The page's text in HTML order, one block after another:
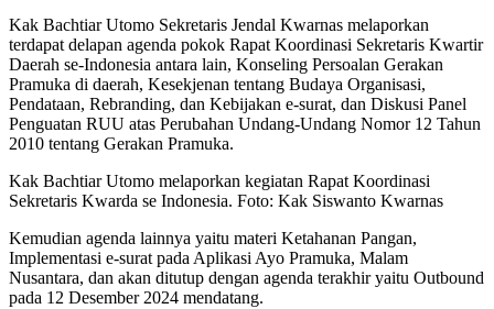
Kak Bachtiar Utomo Sekretaris Jendal Kwarnas melaporkan
terdapat delapan agenda pokok Rapat Koordinasi Sekretaris Kwartir
Daerah se-Indonesia antara lain, Konseling Persoalan Gerakan
Pramuka di daerah, Kesekjenan tentang Budaya Organisasi,
Pendataan, Rebranding, dan Kebijakan e-surat, dan Diskusi Panel
Penguatan RUU atas Perubahan Undang-Undang Nomor 12 Tahun
2010 tentang Gerakan Pramuka.
Kak Bachtiar Utomo melaporkan kegiatan Rapat Koordinasi
Sekretaris Kwarda se Indonesia. Foto: Kak Siswanto Kwarnas
Kemudian agenda lainnya yaitu materi Ketahanan Pangan,
Implementasi e-surat pada Aplikasi Ayo Pramuka, Malam
Nusantara, dan akan ditutup dengan agenda terakhir yaitu Outbound
pada 12 Desember 2024 mendatang.